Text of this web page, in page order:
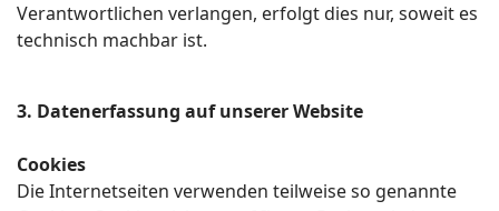
Verantwortlichen verlangen, erfolgt dies nur, soweit es
technisch machbar ist.
3. Datenerfassung auf unserer Website
Cookies
Die Internetseiten verwenden teilweise so genannte